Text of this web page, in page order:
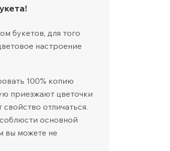
букетов, для того
настроение
100% копию
приезжают цветочки
отличаться.
основной
вы можете не